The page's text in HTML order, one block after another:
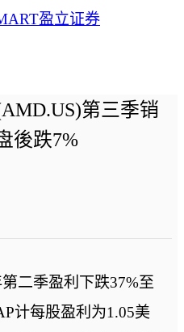
第三季销
後跌7%
二季盈利下跌37%至
计每股盈利为1.05美